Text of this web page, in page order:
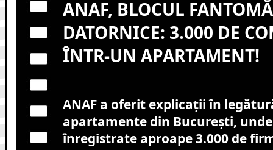
ANAF, BLOCUL
DATORNICE: 3.000 DE
ÎNTR-UN APARTAMENT!
ANAF a oferit explicații în
apartamente din București,
înregistrate aproape 3.000 de